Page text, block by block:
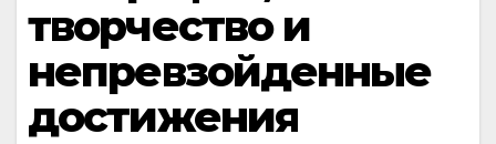
творчество и
непревзойденные
достижения